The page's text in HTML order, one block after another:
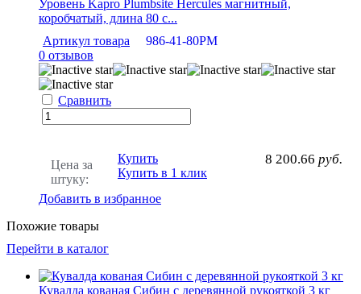
Уровень Kapro Plumbsite Hercules магнитный,
коробчатый, длина 80 с...
Артикул товара
986-41-80РМ
0 отзывов
Сравнить
Цена за
штуку:
8 200.66 руб.
Купить
Купить в 1 клик
Добавить в избранное
Похожие товары
Перейти в каталог
Кувалда кованая Сибин с деревянной рукояткой 3 кг